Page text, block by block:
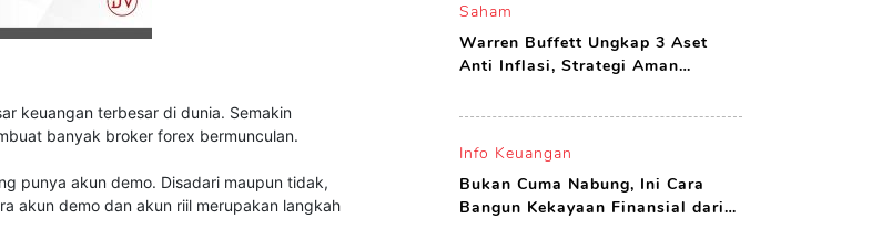
keuangan terbesar di dunia. Semakin
banyak broker forex bermunculan.
punya akun demo. Disadari maupun tidak,
akun demo dan akun riil merupakan langkah
Saham
Warren Buffett Ungkap 3 Aset
Anti Inflasi, Strategi Aman
Info Keuangan
Bukan Cuma Nabung, Ini Cara
Bangun Kekayaan Finansial dari